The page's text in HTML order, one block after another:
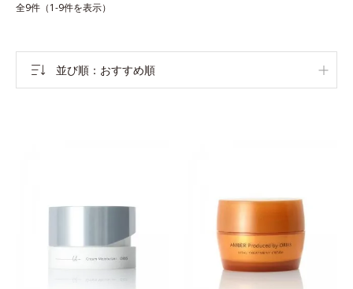
全9件（1-9件を表示）
並び順 おすすめ順